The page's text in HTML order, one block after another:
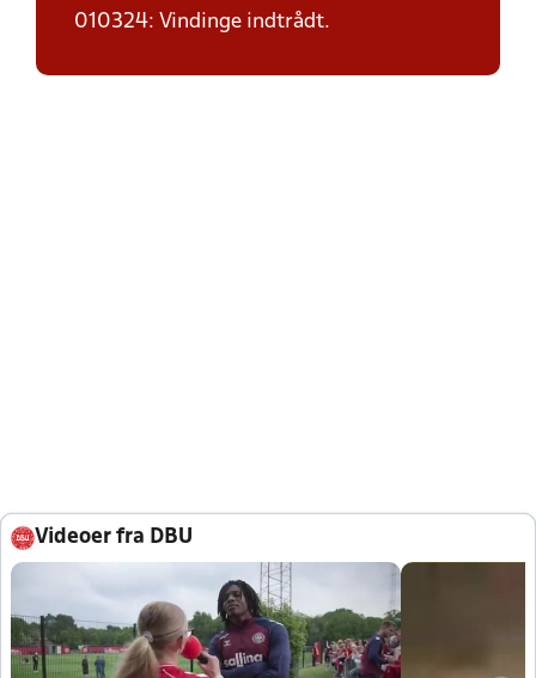
010324: Vindinge indtrådt.
Videoer fra DBU